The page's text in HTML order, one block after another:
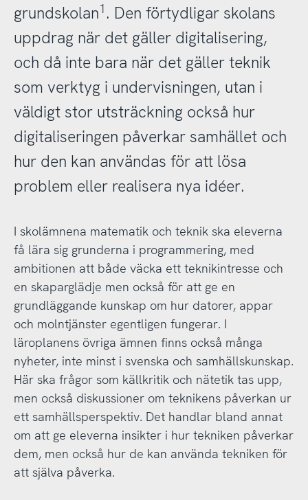
grundskolan1 . Den förtydligar skolans
uppdrag när det gäller digitalisering,
och då inte bara när det gäller teknik
som verktyg i undervisningen, utan i
väldigt stor utsträckning också hur
digitaliseringen påverkar samhället och
hur den kan användas för att lösa
problem eller realisera nya idéer.
I skolämnena matematik och teknik ska eleverna
få lära sig grunderna i programmering, med
ambitionen att både väcka ett teknikintresse och
en skaparglädje men också för att ge en
grundläggande kunskap om hur datorer, appar
och molntjänster egentligen fungerar. I
läroplanens övriga ämnen finns också många
nyheter, inte minst i svenska och samhällskunskap.
Här ska frågor som källkritik och nätetik tas upp,
men också diskussioner om teknikens påverkan ur
ett samhällsperspektiv. Det handlar bland annat
om att ge eleverna insikter i hur tekniken påverkar
dem, men också hur de kan använda tekniken för
att själva påverka.